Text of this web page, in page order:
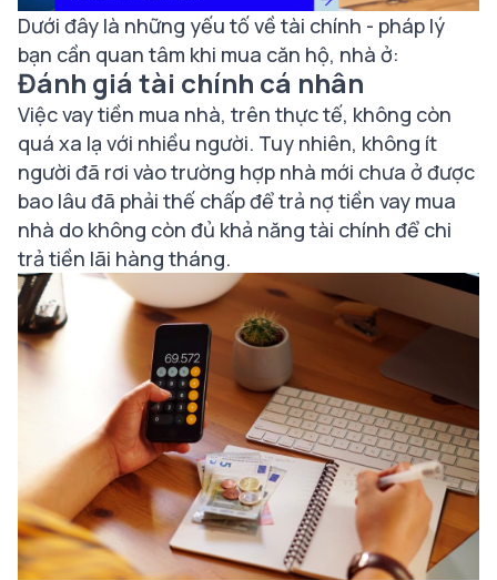
Dưới đây là những yếu tố về tài chính - pháp lý
bạn cần quan tâm khi mua căn hộ, nhà ở:
Đánh giá tài chính cá nhân
Việc vay tiền mua nhà, trên thực tế, không còn
quá xa lạ với nhiều người. Tuy nhiên, không ít
người đã rơi vào trường hợp nhà mới chưa ở được
bao lâu đã phải thế chấp để trả nợ tiền vay mua
nhà do không còn đủ khả năng tài chính để chi
trả tiền lãi hàng tháng.